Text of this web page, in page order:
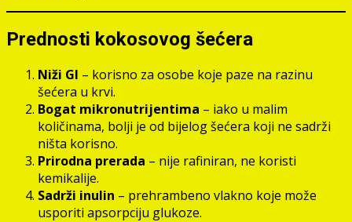
Prednosti kokosovog šećera
Niži GI – korisno za osobe koje paze na razinu
šećera u krvi.
Bogat mikronutrijentima – iako u malim
količinama, bolji je od bijelog šećera koji ne sadrži
ništa korisno.
Prirodna prerada – nije rafiniran, ne koristi
kemikalije.
Sadrži inulin – prehrambeno vlakno koje može
usporiti apsorpciju glukoze.